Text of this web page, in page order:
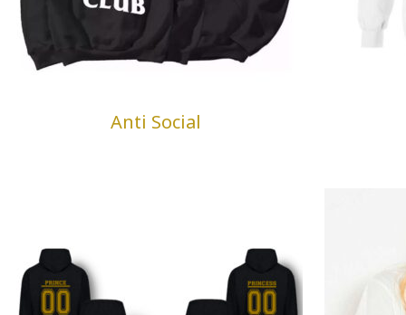
Anti Social